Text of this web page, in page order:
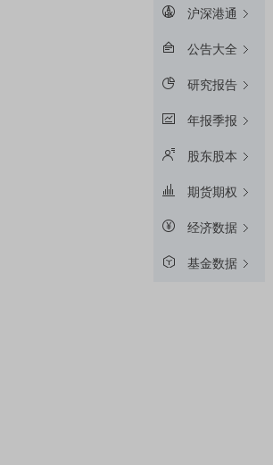
沪深港通
公告大全
研究报告
年报季报
股东股本
期货期权
经济数据
基金数据